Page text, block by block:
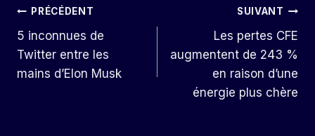
Navigation
De
L’article
PRÉCÉDENT
5 inconnues de
Twitter entre les
mains d’Elon Musk
SUIVANT
Les pertes CFE
augmentent de 243 %
en raison d’une
énergie plus chère